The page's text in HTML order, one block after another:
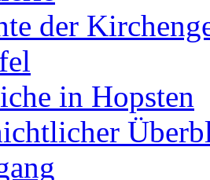
der
in Hopsten